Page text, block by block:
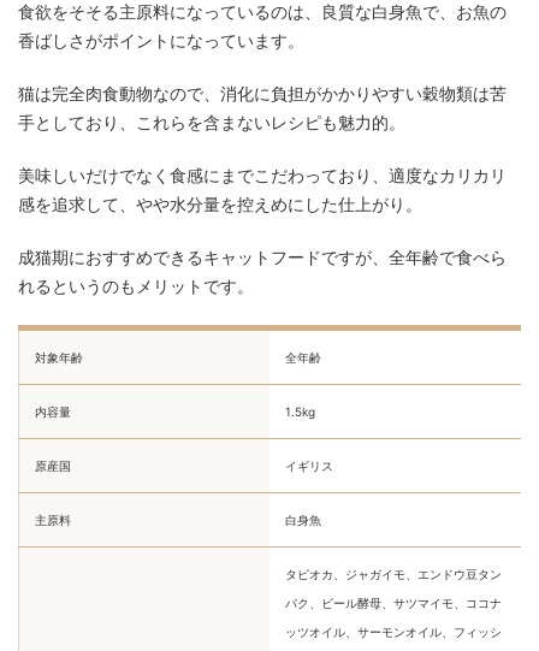
食欲をそそる主原料になっているのは、良質な白身魚で、お魚の
香ばしさがポイントになっています。
猫は完全肉食動物なので、消化に負担がかかりやすい穀物類は苦
手としており、これらを含まないレシピも魅力的。
美味しいだけでなく食感にまでこだわっており、適度なカリカリ
感を追求して、やや水分量を控えめにした仕上がり。
成猫期におすすめできるキャットフードですが、全年齢で食べら
れるというのもメリットです。
対象年齢 全年齢
内容量 1.5kg
原産国 イギリス
主原料 白身魚
タピオカ、ジャガイモ、エンドウ豆タン
パク、ビール酵母、サツマイモ、ココナ
ッツオイル、サーモンオイル、フィッシ